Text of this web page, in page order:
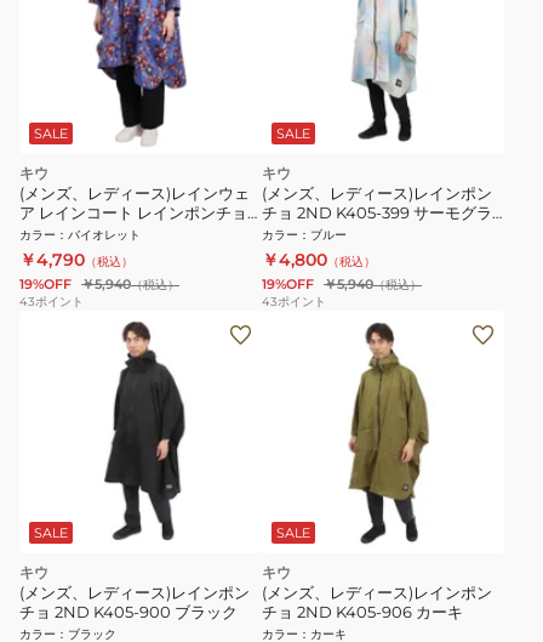
SALE
キウ
(メンズ、レディース)レインウェ
ア レインコート レインポンチョ
2ND K405-632
カラー ： バイオレット
￥4,790 （税込）
19%OFF ￥5,940（税込）
43ポイント
SALE
キウ
(メンズ、レディース)レインポン
チョ 2ND K405-399 サーモグラ
フィーBE
カラー ： ブルー
￥4,800 （税込）
19%OFF ￥5,940（税込）
43ポイント
SALE
キウ
(メンズ、レディース)レインポン
チョ 2ND K405-900 ブラック
カラー ： ブラック
SALE
キウ
(メンズ、レディース)レインポン
チョ 2ND K405-906 カーキ
カラー ： カーキ